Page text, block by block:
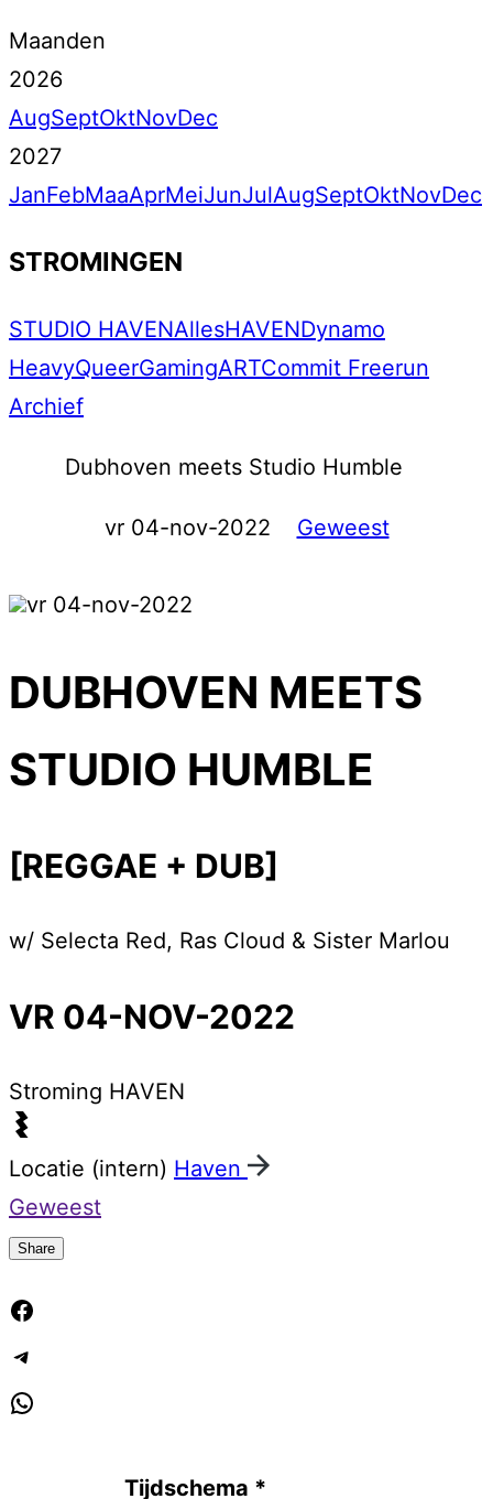
Maanden
2026
AugSeptOktNovDec
2027
JanFebMaaAprMeiJunJulAugSeptOktNovDec
STROMINGEN
STUDIO HAVENAllesHAVENDynamo
HeavyQueerGamingARTCommit Freerun
Archief
Dubhoven meets Studio Humble
vr 04-nov-2022 Geweest
vr 04-nov-2022
DUBHOVEN MEETS
STUDIO HUMBLE
[REGGAE + DUB]
w/ Selecta Red, Ras Cloud & Sister Marlou
VR 04-NOV-2022
Stroming HAVEN
Locatie (intern) Haven
Geweest
Share
Tijdschema *